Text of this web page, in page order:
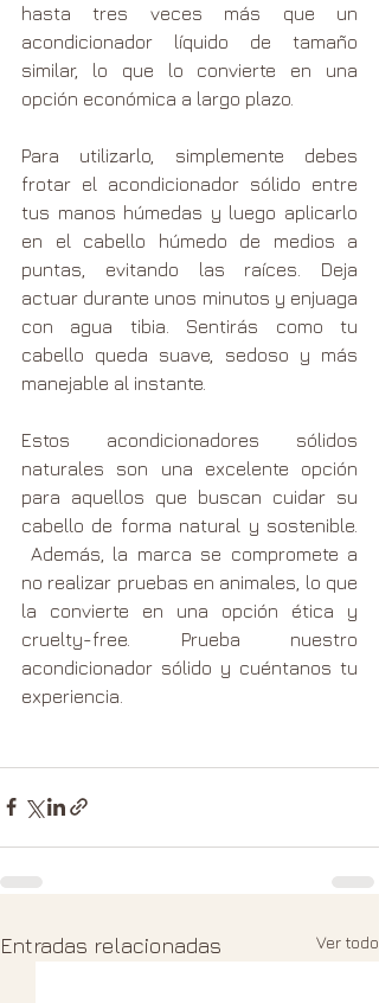
hasta tres veces más que un
acondicionador líquido de tamaño
similar, lo que lo convierte en una
opción económica a largo plazo.
Para utilizarlo, simplemente debes
frotar el acondicionador sólido entre
tus manos húmedas y luego aplicarlo
en el cabello húmedo de medios a
puntas, evitando las raíces. Deja
actuar durante unos minutos y enjuaga
con agua tibia. Sentirás como tu
cabello queda suave, sedoso y más
manejable al instante.
Estos acondicionadores sólidos
naturales son una excelente opción
para aquellos que buscan cuidar su
cabello de forma natural y sostenible.
Además, la marca se compromete a
no realizar pruebas en animales, lo que
la convierte en una opción ética y
cruelty-free. Prueba nuestro
acondicionador sólido y cuéntanos tu
experiencia.
Entradas relacionadas Ver todo